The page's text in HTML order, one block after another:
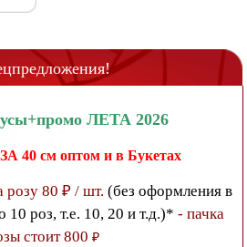
ЛЕТА 2026
40 смоптом и в Букетах
розу 80 ₽ / шт. (без оформления в
10 роз, т.е. 10, 20 и т.д.)* - пачка
стоит 800 ₽